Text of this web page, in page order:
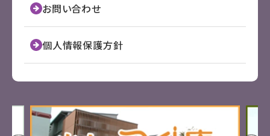
お問い合わせ
個人情報保護方針